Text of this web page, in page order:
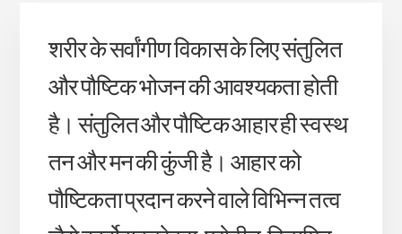
शरीर के सर्वांगीण विकास के लिए संतुलित
और पौष्टिक भोजन की आवश्यकता होती
है। संतुलित और पौष्टिक आहार ही स्वस्थ
तन और मन की कुंजी है। आहार को
पौष्टिकता प्रदान करने वाले विभिन्न तत्व